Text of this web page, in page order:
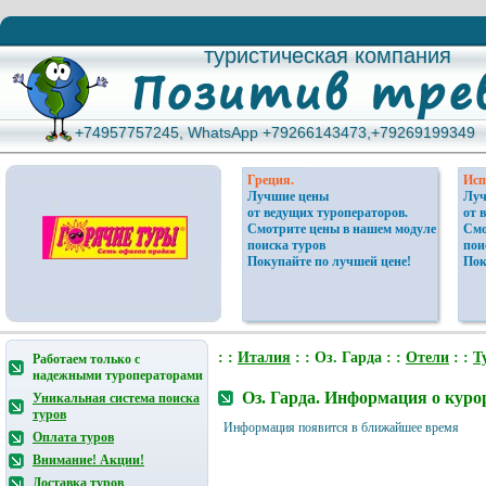
туристическая компания
туристическая компания
+74957757245, WhatsApp +79266143473,+79269199349
+74957757245, WhatsApp +79266143473,+79269199349
Греция.
Лучшие цены
от ведущих туроператоров.
Смотрите цены в нашем модуле
поиска туров
Покупайте по лучшей цене!
от
Работаем только с
надежными туроператорами
Уникальная система поиска
туров
Оплата туров
Внимание! Акции!
Доставка туров
: : Италия : : Оз. Гарда : : Отели : :
Оз. Гарда. Информация о
Информация появится в ближайшее время